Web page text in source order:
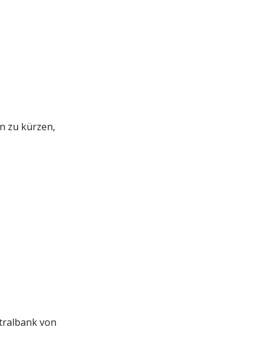
zu kürzen,
von